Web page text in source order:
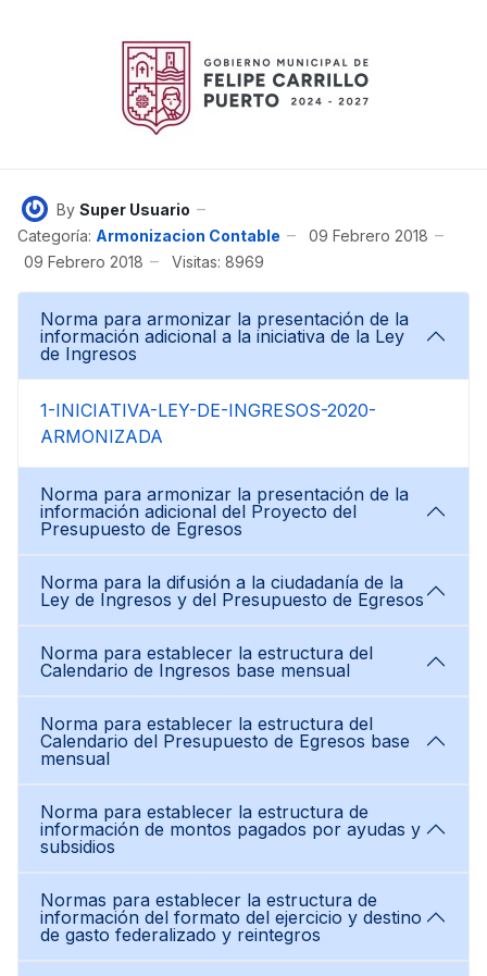
By Super Usuario
Categoría: Armonizacion Contable
09 Febrero 2018
09 Febrero 2018
Visitas: 8969
Norma para armonizar la presentación de la
información adicional a la iniciativa de la Ley
de Ingresos
1-INICIATIVA-LEY-DE-INGRESOS-2020-
ARMONIZADA
Norma para armonizar la presentación de la
información adicional del Proyecto del
Presupuesto de Egresos
Norma para la difusión a la ciudadanía de la
Ley de Ingresos y del Presupuesto de Egresos
Norma para establecer la estructura del
Calendario de Ingresos base mensual
Norma para establecer la estructura del
Calendario del Presupuesto de Egresos base
mensual
Norma para establecer la estructura de
información de montos pagados por ayudas y
subsidios
Normas para establecer la estructura de
información del formato del ejercicio y destino
de gasto federalizado y reintegros